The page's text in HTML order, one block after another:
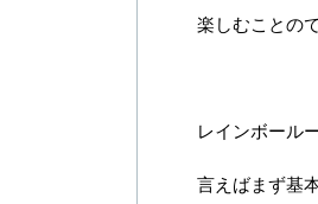
楽しむことの
レインボール
言えばまず基